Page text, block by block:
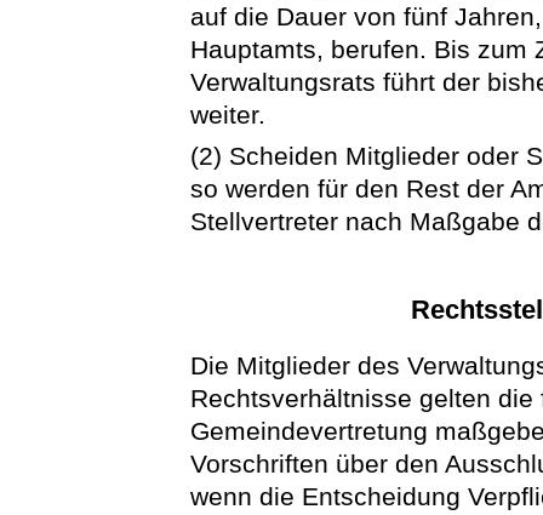
auf die Dauer von fünf
Hauptamts, berufen. Bis zum
Verwaltungsrats führt der
weiter.
(2) Scheiden Mitglieder oder
so werden für den Rest der
Stellvertreter nach Maßgabe
Die Mitglieder des
Rechtsverhältnisse gelten
Gemeindevertretung
Vorschriften über den
wenn die Entscheidung